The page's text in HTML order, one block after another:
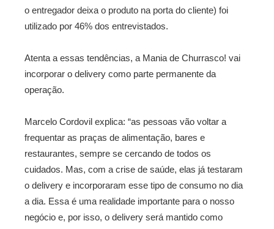
o entregador deixa o produto na porta do cliente) foi
utilizado por 46% dos entrevistados.
Atenta a essas tendências, a Mania de Churrasco! vai
incorporar o delivery como parte permanente da
operação.
Marcelo Cordovil explica: “as pessoas vão voltar a
frequentar as praças de alimentação, bares e
restaurantes, sempre se cercando de todos os
cuidados. Mas, com a crise de saúde, elas já testaram
o delivery e incorporaram esse tipo de consumo no dia
a dia. Essa é uma realidade importante para o nosso
negócio e, por isso, o delivery será mantido como